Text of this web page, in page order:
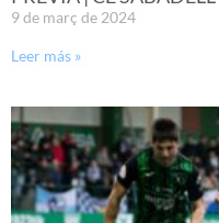
9 de març de 2024
Leer más »